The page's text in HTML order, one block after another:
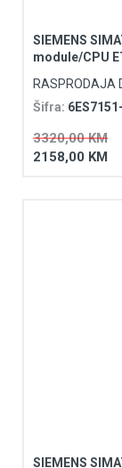
SIEMENS
module/CPU
RASPRODAJA
Šifra:
3320,00 KM
2158,00 KM
SIEMENS